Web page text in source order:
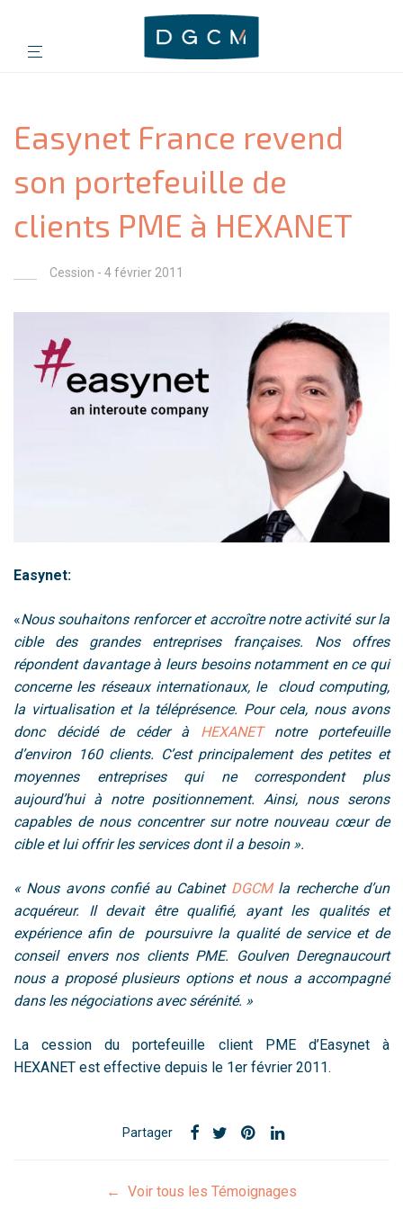
Easynet France revend
son portefeuille de
clients PME à HEXANET
Cession - 4 février 2011
Easynet:
«Nous souhaitons renforcer et accroître notre activité sur la
cible des grandes entreprises françaises. Nos offres
répondent davantage à leurs besoins notamment en ce qui
concerne les réseaux internationaux, le cloud computing,
la virtualisation et la téléprésence. Pour cela, nous avons
donc décidé de céder à HEXANETnotre portefeuille
d’environ 160 clients. C’estprincipalement des petites et
moyennes entreprises qui ne correspondent plus
aujourd’hui à notre positionnement. Ainsi, nous serons
capables de nous concentrer sur notre nouveau cœur de
cible et lui offrir les services dont il a besoin ».
« Nous avons confié au CabinetDGCMla recherche d’un
acquéreur. Il devait être qualifié, ayant les qualités et
expérience afin de poursuivre la qualité de service et de
conseil envers nos clients PME. Goulven Deregnaucourt
nous a proposé plusieurs options et nous a accompagné
dans les négociations avec sérénité. »
La cession du portefeuille client PME d’Easynet à
HEXANET est effective depuis le 1er février 2011.
Partager
← Voir tous les Témoignages